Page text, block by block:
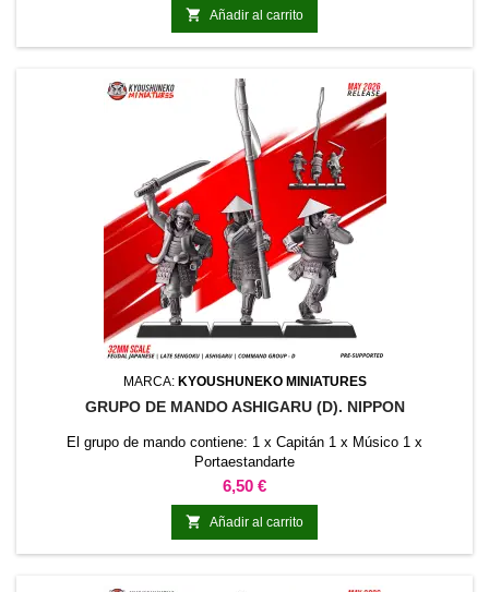
 Añadir al carrito
MARCA: KYOUSHUNEKO MINIATURES
GRUPO DE MANDO ASHIGARU (D). NIPPON
El grupo de mando contiene: 1 x Capitán 1 x Músico 1 x
Portaestandarte
Precio
6,50 €
 Añadir al carrito